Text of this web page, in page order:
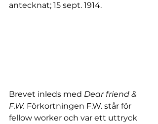
antecknat; 15 sept. 1914.
Brevet inleds med Dear friend &
F.W. Förkortningen F.W. står för
fellow worker och var ett uttryck